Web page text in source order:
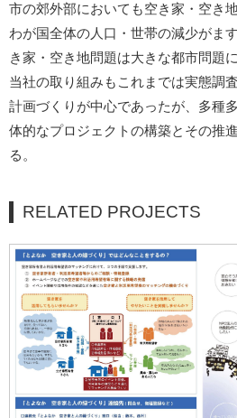
市の郊外部においても空き家・空き
わが国全体の人口・世帯の減少がま
き家・空き地問題は大きな都市問題
当社の取り組みもこれまでは実態調
計画づくりが中心であったが、多種
体的なプロジェクトの構築とその推
る。
RELATED PROJECTS